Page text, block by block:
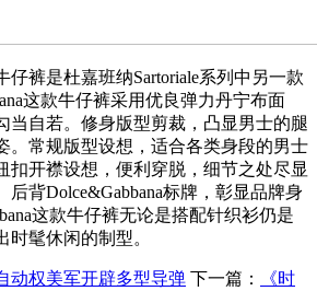
裤是杜嘉班纳Sartoriale系列中另一款
这款牛仔裤采用优良弹力丹宁布面
当自若。修身版型剪裁，凸显男士的腿
。常规版型设想，适合各类身段的男士
扣开襟设想，便利穿脱，细节之处尽显
背Dolce&Gabbana标牌，彰显品牌身
这款牛仔裤无论是搭配针织衫仍是
髦休闲的制型。
动权美军开辟多型导弹 下一篇：
《时